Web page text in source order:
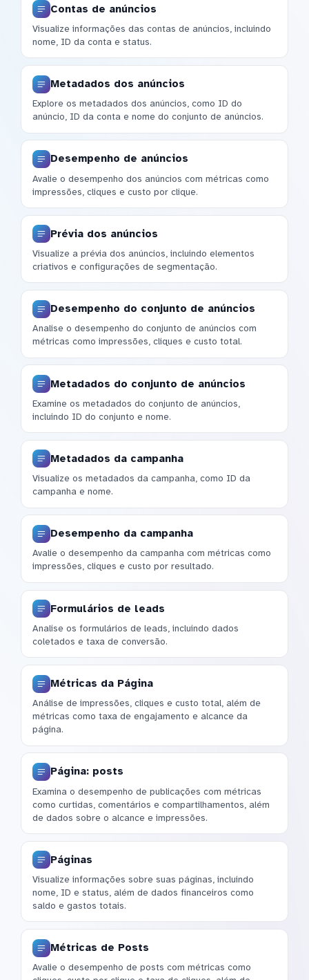
Contas de anúncios
Visualize informações das contas de anúncios, incluindo
nome, ID da conta e status.
Metadados dos anúncios
Explore os metadados dos anúncios, como ID do
anúncio, ID da conta e nome do conjunto de anúncios.
Desempenho de anúncios
Avalie o desempenho dos anúncios com métricas como
impressões, cliques e custo por clique.
Prévia dos anúncios
Visualize a prévia dos anúncios, incluindo elementos
criativos e configurações de segmentação.
Desempenho do conjunto de anúncios
Analise o desempenho do conjunto de anúncios com
métricas como impressões, cliques e custo total.
Metadados do conjunto de anúncios
Examine os metadados do conjunto de anúncios,
incluindo ID do conjunto e nome.
Metadados da campanha
Visualize os metadados da campanha, como ID da
campanha e nome.
Desempenho da campanha
Avalie o desempenho da campanha com métricas como
impressões, cliques e custo por resultado.
Formulários de leads
Analise os formulários de leads, incluindo dados
coletados e taxa de conversão.
Métricas da Página
Análise de impressões, cliques e custo total, além de
métricas como taxa de engajamento e alcance da
página.
Página: posts
Examina o desempenho de publicações com métricas
como curtidas, comentários e compartilhamentos, além
de dados sobre o alcance e impressões.
Páginas
Visualize informações sobre suas páginas, incluindo
nome, ID e status, além de dados financeiros como
saldo e gastos totais.
Métricas de Posts
Avalie o desempenho de posts com métricas como